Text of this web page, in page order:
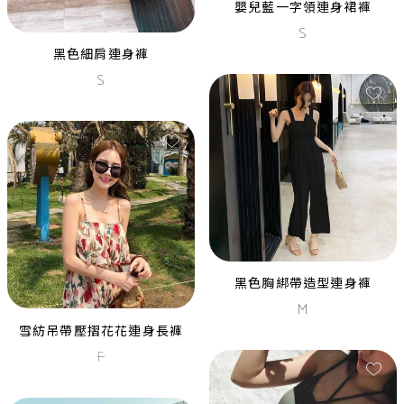
self portrait黑金百折長洋裝
M
嬰兒藍一字領連身裙褲
S
黑色細肩連身褲
S
黑色胸綁帶造型連身褲
M
雪紡吊帶壓摺花花連身長褲
F